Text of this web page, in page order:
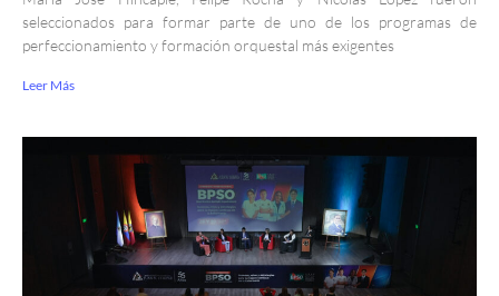
seleccionados para formar parte de uno de los programas de
perfeccionamiento y formación orquestal más exigentes
Leer Más